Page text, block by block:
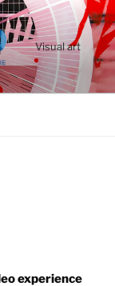
Visual art
experience